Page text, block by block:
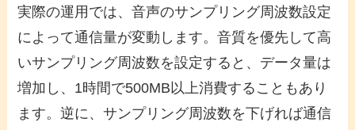
実際の運用では、音声のサンプリング周波数設定
によって通信量が変動します。音質を優先して高
いサンプリング周波数を設定すると、データ量は
増加し、1時間で500MB以上消費することもあり
ます。逆に、サンプリング周波数を下げれば通信